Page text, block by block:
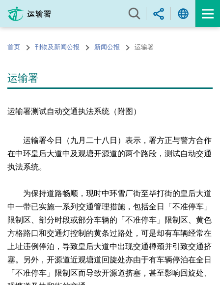
内
的首页 刊物及新闻公报 新闻公报 运输署
运输署
运输署测试自动交通执法系统（附图）
运输署今日（九月二十八日）表示，署方正与警方合作
在中环皇后大道中及观塘开源道的两个路段，测试自动交通
执法系统。
为保持道路畅顺，现时中环雪厂街至毕打街的皇后大道
中一带已实施一系列交通管理措施，包括全日「不准停车」
限制区、部分时段或部分车辆的「不准停车」限制区、黄色
方格路口和交通灯控制的黄条过路处，可是却有车辆经常在
上址违例停泊，导致皇后大道中出现交通樽颈并引致交通挤
塞。另外，开源道近观塘道回旋处亦由于有车辆停泊在全日
「不准停车」限制区而导致开源道挤塞，甚至影响回旋处、